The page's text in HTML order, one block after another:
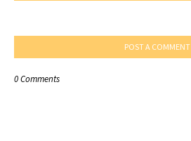
POST A COMMENT
0 Comments